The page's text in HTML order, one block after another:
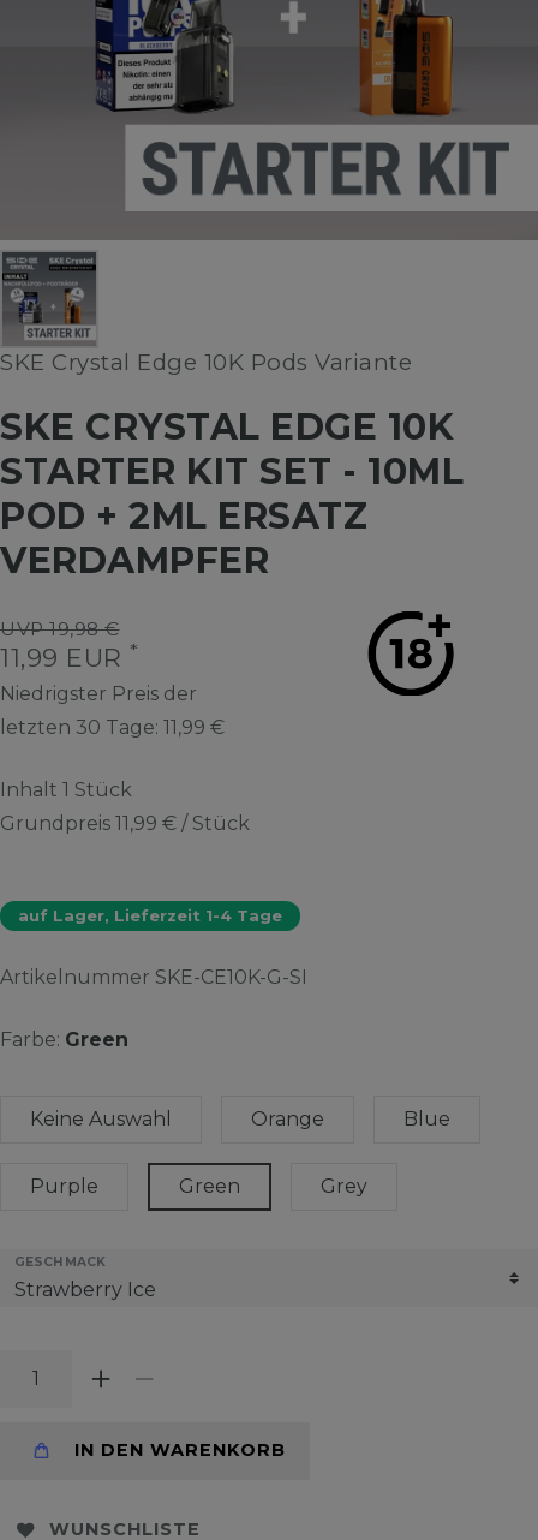
SKE Crystal Edge 10K Pods Variante
SKE CRYSTAL EDGE 10K
STARTER KIT SET - 10ML
POD + 2ML ERSATZ
VERDAMPFER
UVP 19,98 €
11,99 EUR *
Niedrigster Preis der
letzten 30 Tage: 11,99 €
Inhalt 1 Stück
Grundpreis 11,99 € / Stück
auf Lager, Lieferzeit 1-4 Tage
Artikelnummer SKE-CE10K-G-SI
Farbe: Green
Keine Auswahl Orange Blue
Purple Green Grey
GESCHMACK
IN DEN WARENKORB
WUNSCHLISTE